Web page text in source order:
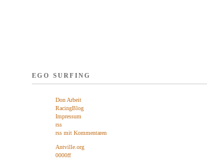
EGO SURFING
Don Arbeit
RacingBlog
Impressum
rss
rss mit Kommentaren
Antville.org
0000ff